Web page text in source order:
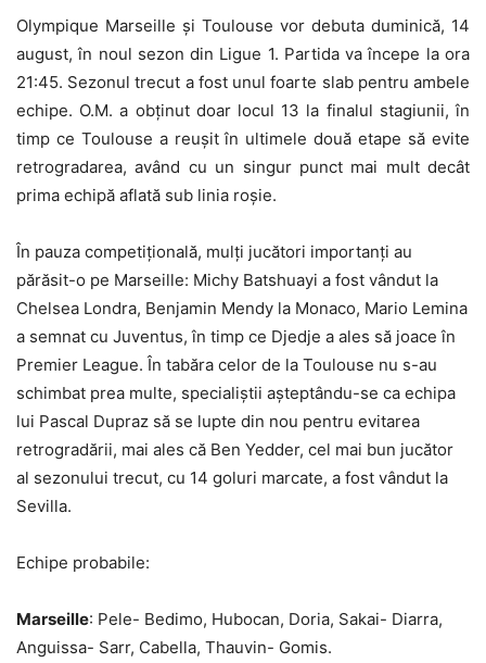
Olympique Marseille și Toulouse vor debuta duminică, 14
august, în noul sezon din Ligue 1. Partida va începe la ora
21:45. Sezonul trecut a fost unul foarte slab pentru ambele
echipe. O.M. a obținut doar locul 13 la finalul stagiunii, în
timp ce Toulouse a reușit în ultimele două etape să evite
retrogradarea, având cu un singur punct mai mult decât
prima echipă aflată sub linia roșie.
În pauza competițională, mulți jucători importanți au
părăsit-o pe Marseille: Michy Batshuayi a fost vândut la
Chelsea Londra, Benjamin Mendy la Monaco, Mario Lemina
a semnat cu Juventus, în timp ce Djedje a ales să joace în
Premier League. În tabăra celor de la Toulouse nu s-au
schimbat prea multe, specialiștii așteptându-se ca echipa
lui Pascal Dupraz să se lupte din nou pentru evitarea
retrogradării, mai ales că Ben Yedder, cel mai bun jucător
al sezonului trecut, cu 14 goluri marcate, a fost vândut la
Sevilla.
Echipe probabile:
Marseille: Pele- Bedimo, Hubocan, Doria, Sakai- Diarra,
Anguissa- Sarr, Cabella, Thauvin- Gomis.